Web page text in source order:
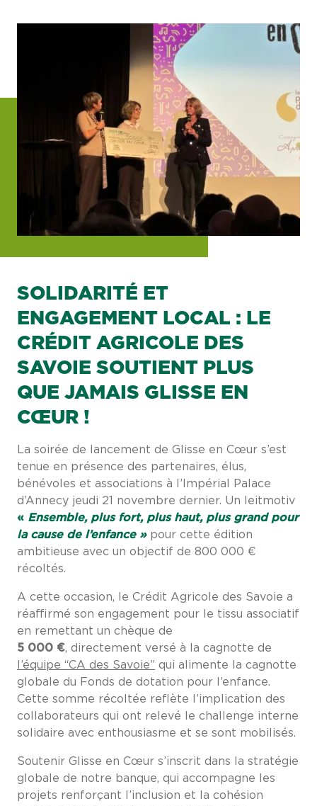
SOLIDARITÉ ET
ENGAGEMENT LOCAL : LE
CRÉDIT AGRICOLE DES
SAVOIE SOUTIENT PLUS
QUE JAMAIS GLISSE EN
CŒUR !
La soirée de lancement de Glisse en Cœur s’est
tenue en présence des partenaires, élus,
bénévoles et associations à l’Impérial Palace
d’Annecy jeudi 21 novembre dernier. Un leitmotiv
« Ensemble, plus fort, plus haut, plus grand pour
la cause de l’enfance » pour cette édition
ambitieuse avec un objectif de 800 000 €
récoltés.
A cette occasion, le Crédit Agricole des Savoie a
réaffirmé son engagement pour le tissu associatif
en remettant un chèque de
5 000 €, directement versé à la cagnotte de
l’équipe “CA des Savoie” qui alimente la cagnotte
globale du Fonds de dotation pour l’enfance.
Cette somme récoltée reflète l’implication des
collaborateurs qui ont relevé le challenge interne
solidaire avec enthousiasme et se sont mobilisés.
Soutenir Glisse en Cœur s’inscrit dans la stratégie
globale de notre banque, qui accompagne les
projets renforçant l’inclusion et la cohésion